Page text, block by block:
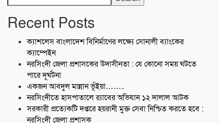
Recent Posts
ক্যাশলেস বাংলাদেশ বিনির্মাণের লক্ষ্যে সোনালী ব্যাংকের
ক্যাম্পেইন
নরসিংদী জেলা প্রশাসকের উদাসীনতা : যে কোনো সময় ঘটতে
পারে দূর্ঘটনা
একজন আবদুল মান্নান ভূঁইয়া……..
নরসিংদীতে হাসপাতালে র‍্যাবের অভিযান ১২ দালাল আটক
সরকারী প্রত্যেকটি দপ্তরে হয়রানী মুক্ত সেবা নিশ্চিত করতে হবে :
নরসিংদী জেলা প্রশাসক